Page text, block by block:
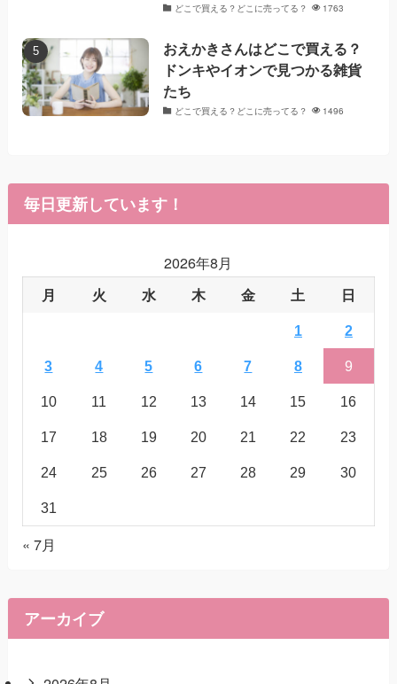
どこで買える？どこに売ってる？ 1763
おえかきさんはどこで買える？
ドンキやイオンで見つかる雑貨
たち
どこで買える？どこに売ってる？ 1496
毎日更新しています！
2026年8月
月 火 水 木 金 土 日
1 2
3 4 5 6 7 8 9
10 11 12 13 14 15 16
17 18 19 20 21 22 23
24 25 26 27 28 29 30
31
« 7月
アーカイブ